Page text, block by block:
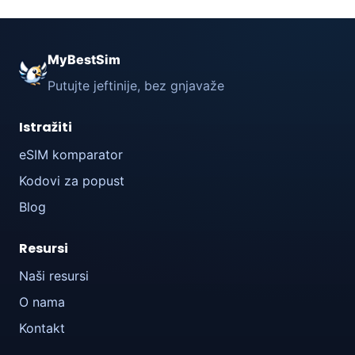
MyBestSim
Putujte jeftinije, bez gnjavaže
Istražiti
eSIM komparator
Kodovi za popust
Blog
Resursi
Naši resursi
O nama
Kontakt